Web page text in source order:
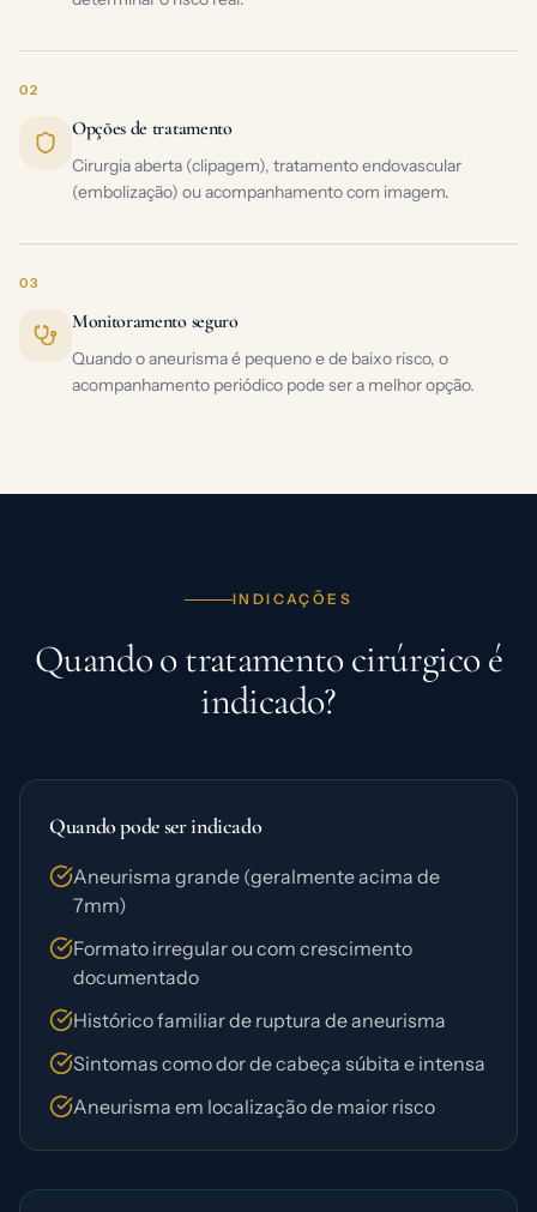
02
Opções de tratamento
Cirurgia aberta (clipagem), tratamento endovascular
(embolização) ou acompanhamento com imagem.
03
Monitoramento seguro
Quando o aneurisma é pequeno e de baixo risco, o
acompanhamento periódico pode ser a melhor opção.
INDICAÇÕES
Quando o tratamento cirúrgico é
indicado?
Quando pode ser indicado
Aneurisma grande (geralmente acima de
7mm)
Formato irregular ou com crescimento
documentado
Histórico familiar de ruptura de aneurisma
Sintomas como dor de cabeça súbita e intensa
Aneurisma em localização de maior risco